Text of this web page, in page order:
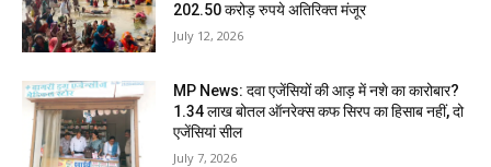
202.50 करोड़ रुपये अतिरिक्त मंजूर
July 12, 2026
MP News: दवा एजेंसियों की आड़ में नशे का कारोबार?
1.34 लाख बोतल ऑनरेक्स कफ सिरप का हिसाब नहीं, दो
एजेंसियां सील
July 7, 2026